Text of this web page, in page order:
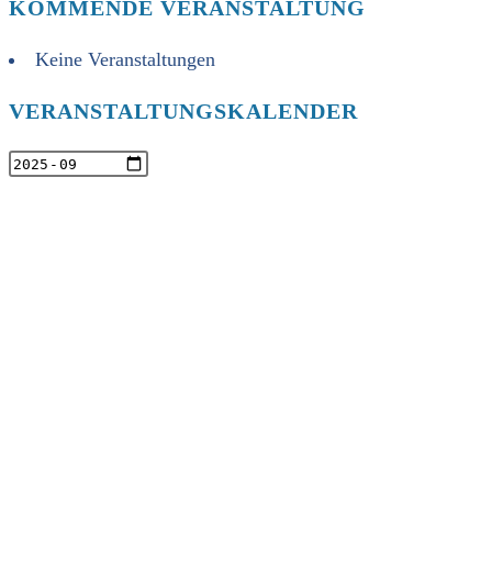
KOMMENDE VERANSTALTUNG
Keine Veranstaltungen
VERANSTALTUNGSKALENDER